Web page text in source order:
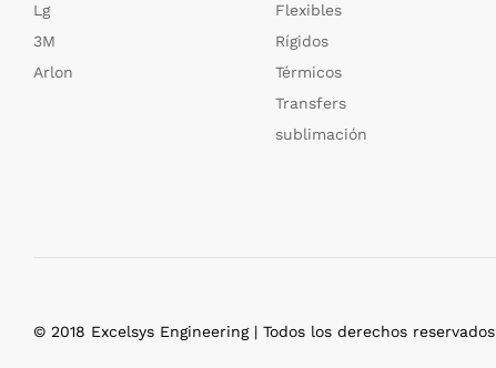
Lg
3M
Arlon
Flexibles
Rígidos
Térmicos
Transfers
sublimación
© 2018 Excelsys Engineering | Todos los derechos reservados